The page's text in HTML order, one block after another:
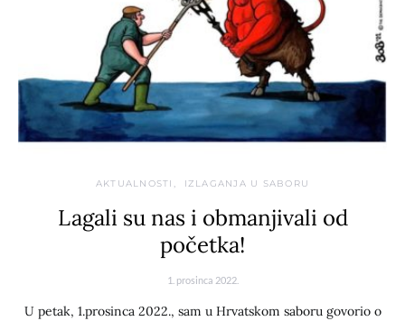
AKTUALNOSTI IZLAGANJA U SABORU
Lagali su nas i obmanjivali od
početka!
1. prosinca 2022.
U petak, 1.prosinca 2022., sam u Hrvatskom saboru govorio o